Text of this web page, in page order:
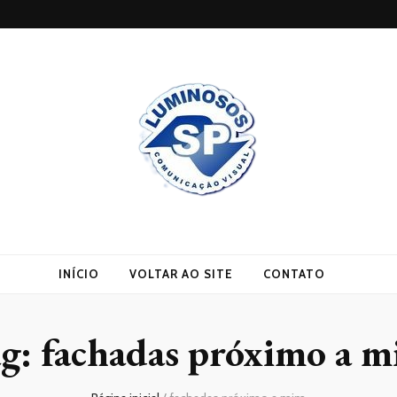
INÍCIO VOLTAR AO SITE CONTATO
fachadas próximo a